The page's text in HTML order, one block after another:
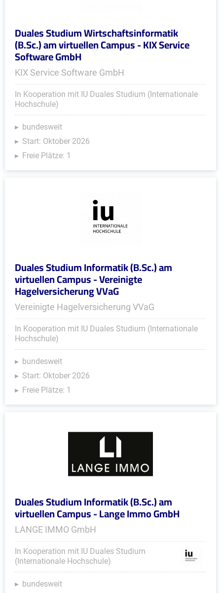
Duales Studium Wirtschaftsinformatik
(B.Sc.) am virtuellen Campus - KIX Service
Software GmbH
KIX Service Software GmbH
In Kooperation mit IU Duales Studium (Internationale
Hochschule)
bundesweit
Start: Oktober 2026
Freie Plätze: 1
Duales Studium Informatik (B.Sc.) am
virtuellen Campus - Vereinigte
Hagelversicherung VVaG
Vereinigte Hagelversicherung VVaG
In Kooperation mit IU Duales Studium (Internationale
Hochschule)
bundesweit
Start: Oktober 2026
Freie Plätze: 1
Duales Studium Informatik (B.Sc.) am
virtuellen Campus - Lange Immo GmbH
LANGE IMMO GmbH
In Kooperation mit IU Duales Studium
(Internationale Hochschule)
bundesweit